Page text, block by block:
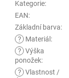
Kategorie:
EAN:
Základní barva:
?
Materiál :
? Výška
ponožek:
? Vlastnost /